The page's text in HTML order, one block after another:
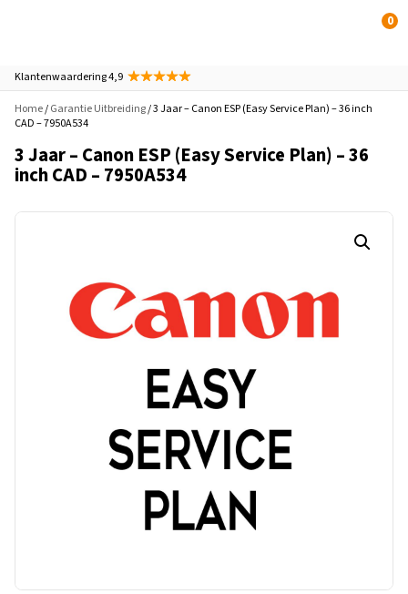
0
Klantenwaardering 4,9
Home/Garantie Uitbreiding/ 3 Jaar – Canon ESP (Easy Service Plan) – 36 inch
CAD – 7950A534
3 Jaar – Canon ESP (Easy Service Plan) – 36
inch CAD – 7950A534